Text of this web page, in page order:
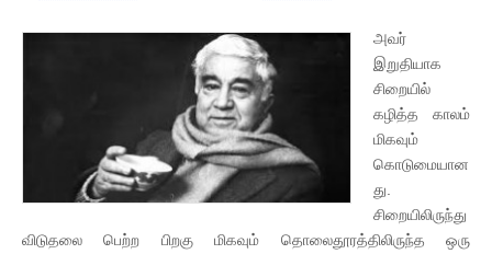
அவர்
இறுதியாக
சிறையில்
கழித்த காலம்
மிகவும்
கொடுமையான
து.
சிறையிலிருந்து
விடுதலை பெற்ற பிறகு மிகவும் தொலைதூரத்திலிருந்த ஒரு